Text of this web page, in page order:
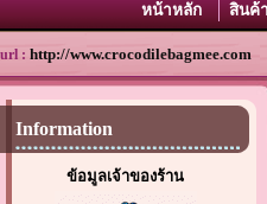
หน้าหลัก สินค้
url : http://www.crocodilebagmee.com
Information
ข้อมูลเจ้าของร้าน